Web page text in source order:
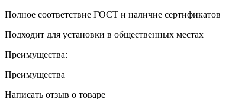
Полное соответствие ГОСТ и наличие сертификатов
Подходит для установки в общественных местах
Преимущества:
Преимущества
Написать отзыв о товаре